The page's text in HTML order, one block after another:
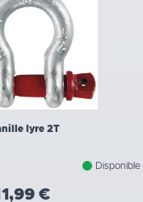
lyre 2T
Disponible
€